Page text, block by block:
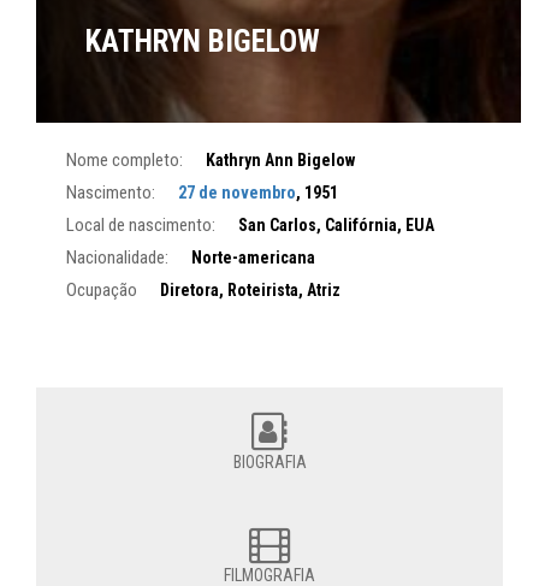
KATHRYN BIGELOW
Nome completo: Kathryn Ann Bigelow
Nascimento: 27 de novembro, 1951
Local de nascimento: San Carlos, Califórnia, EUA
Nacionalidade: Norte-americana
Ocupação Diretora, Roteirista, Atriz
BIOGRAFIA
FILMOGRAFIA